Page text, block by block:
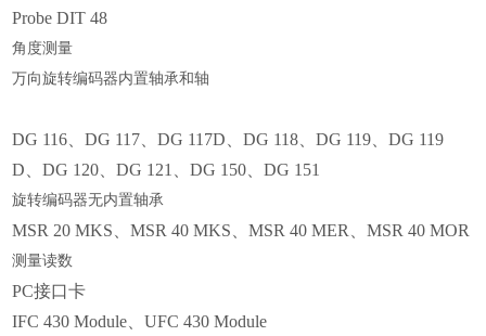
Probe DIT 48
角度测量
万向旋转编码器内置轴承和轴
DG 116、DG 117、DG 117D、DG 118、DG 119、DG 119
D、DG 120、DG 121、DG 150、DG 151
旋转编码器无内置轴承
MSR 20 MKS、MSR 40 MKS、MSR 40 MER、MSR 40 MOR
测量读数
PC接口卡
IFC 430 Module、UFC 430 Module